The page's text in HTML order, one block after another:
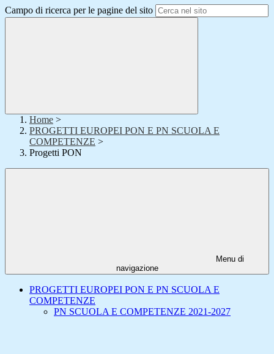
Campo di ricerca per le pagine del sito
Home >
PROGETTI EUROPEI PON E PN SCUOLA E
COMPETENZE >
Progetti PON
Menu di
navigazione
PROGETTI EUROPEI PON E PN SCUOLA E
COMPETENZE
PN SCUOLA E COMPETENZE 2021-2027